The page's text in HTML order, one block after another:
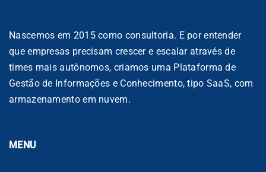
Nascemos em 2015 como consultoria. E por entender
que empresas precisam crescer e escalar através de
times mais autônomos, criamos uma Plataforma de
Gestão de Informações e Conhecimento, tipo SaaS, com
armazenamento em nuvem.
MENU